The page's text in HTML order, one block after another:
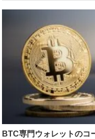
BTC専門ウォレットのコ